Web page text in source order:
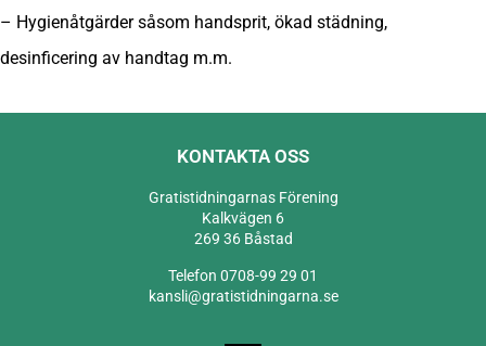
– Hygienåtgärder såsom handsprit, ökad städning,
desinficering av handtag m.m.
KONTAKTA OSS
Gratistidningarnas Förening
Kalkvägen 6
269 36 Båstad
Telefon 0708-99 29 01
kansli@gratistidningarna.se